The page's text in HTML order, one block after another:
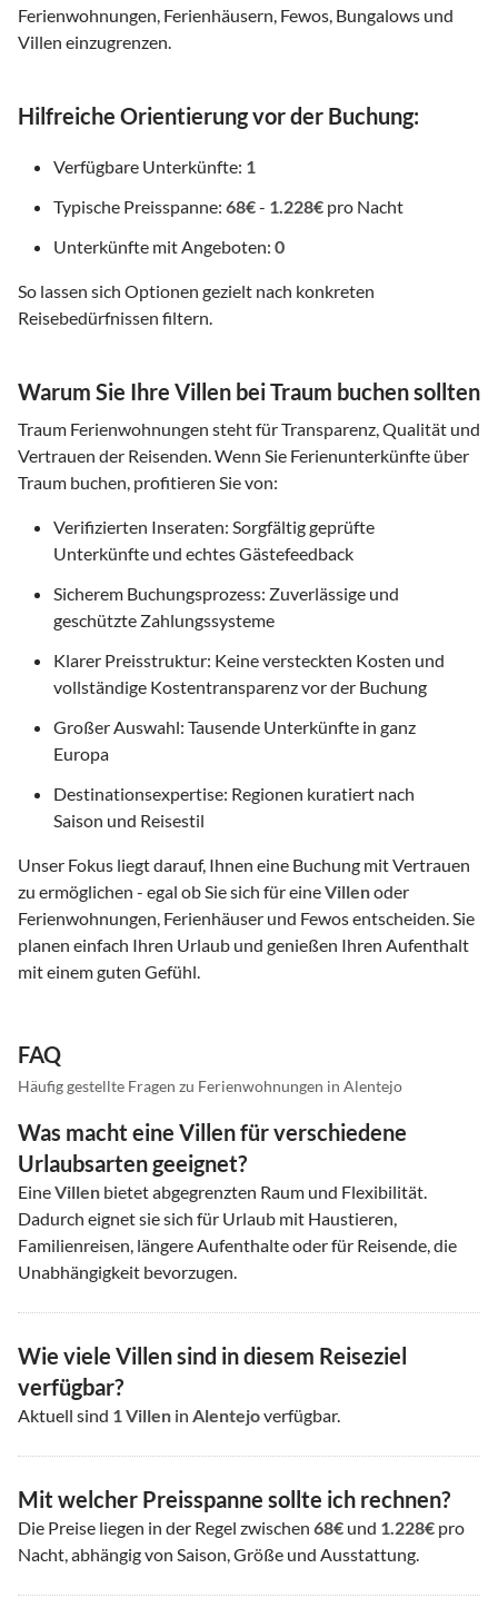
Ferienwohnungen, Ferienhäusern, Fewos, Bungalows und
Villen einzugrenzen.
Hilfreiche Orientierung vor der Buchung:
Verfügbare Unterkünfte: 1
Typische Preisspanne: 68€- 1.228€ pro Nacht
Unterkünfte mit Angeboten: 0
So lassen sich Optionen gezielt nach konkreten
Reisebedürfnissen filtern.
Warum Sie Ihre Villen bei Traum buchen sollten
Traum Ferienwohnungen steht für Transparenz, Qualität und
Vertrauen der Reisenden. Wenn Sie Ferienunterkünfte über
Traum buchen, profitieren Sie von:
Verifizierten Inseraten: Sorgfältig geprüfte
Unterkünfte und echtes Gästefeedback
Sicherem Buchungsprozess: Zuverlässige und
geschützte Zahlungssysteme
Klarer Preisstruktur: Keine versteckten Kosten und
vollständige Kostentransparenz vor der Buchung
Großer Auswahl: Tausende Unterkünfte in ganz
Europa
Destinationsexpertise: Regionen kuratiert nach
Saison und Reisestil
Unser Fokus liegt darauf, Ihnen eine Buchung mit Vertrauen
zu ermöglichen - egal ob Sie sich für eineVillenoder
Ferienwohnungen, Ferienhäuser und Fewos entscheiden. Sie
planen einfach Ihren Urlaub und genießen Ihren Aufenthalt
mit einem guten Gefühl.
FAQ
Häufig gestellte Fragen zu Ferienwohnungen in Alentejo
Was macht eine Villen für verschiedene
Urlaubsarten geeignet?
EineVillen bietet abgegrenzten Raum und Flexibilität.
Dadurch eignet sie sich für Urlaub mit Haustieren,
Familienreisen, längere Aufenthalte oder für Reisende, die
Unabhängigkeit bevorzugen.
Wie viele Villen sind in diesem Reiseziel
verfügbar?
Aktuell sind 1Villen in Alentejoverfügbar.
Mit welcher Preisspanne sollte ich rechnen?
Die Preise liegen in der Regel zwischen 68€ und 1.228€ pro
Nacht, abhängig von Saison, Größe und Ausstattung.